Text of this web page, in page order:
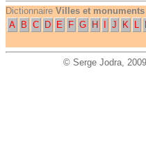
Dictionnaire Villes et monuments
A
B C D E F G H J K L
© Serge Jodra,